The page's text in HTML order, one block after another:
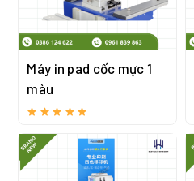
Máy in pad cốc mực 1
màu